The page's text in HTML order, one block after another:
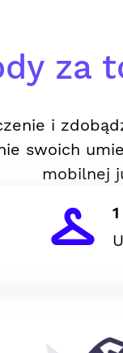
za
i
swoich
mobilnej
1